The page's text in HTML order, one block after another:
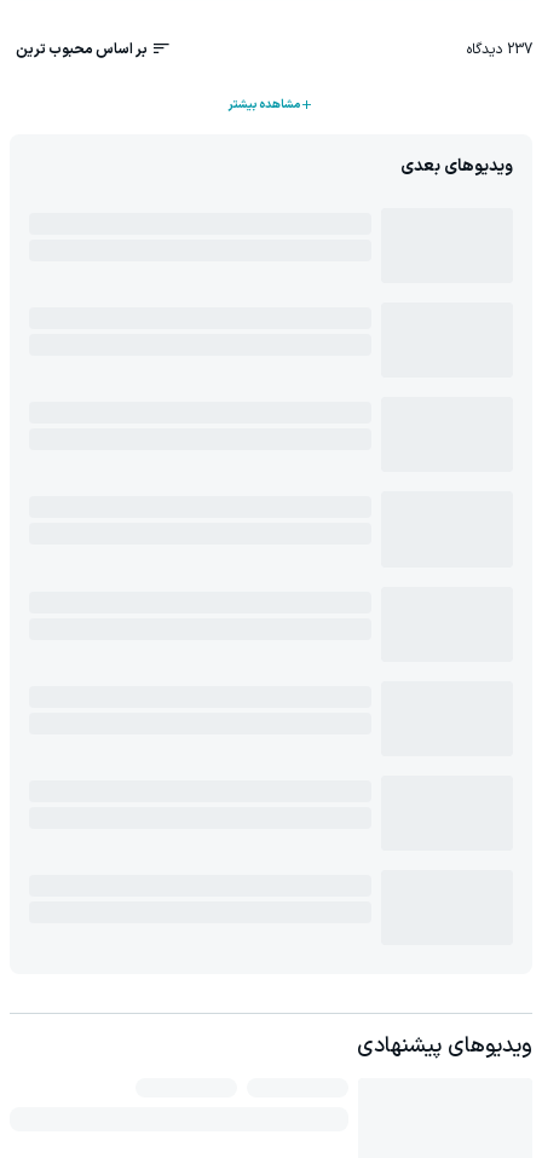
237 دیدگاه بر اساس محبوب ترین
مشاهده بیشتر
ویدیوهای بعدی
ویدیوهای پیشنهادی